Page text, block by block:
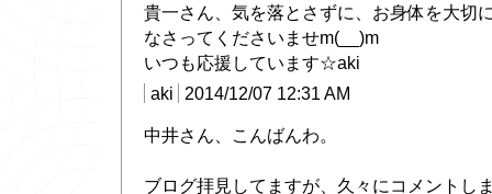
貴一さん、気を落とさずに、お身体を大切
なさってくださいませm(__)m
いつも応援しています☆aki
aki
2014/12/07 12:31 AM
中井さん、こんばんわ。
ブログ拝見してますが、久々にコメントし